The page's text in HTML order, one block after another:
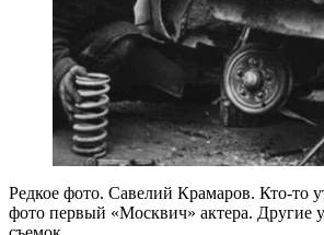
Редкое фото. Савелий Крамаров. Кто-то
фото первый «Москвич» актера. Другие